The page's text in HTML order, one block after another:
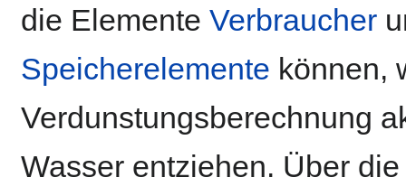
die Elemente Verbraucher
Speicherelemente können,
Verdunstungsberechnung
Wasser entziehen. Über